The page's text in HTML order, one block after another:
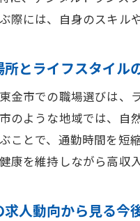
際には、自身のスキル
所とライフスタイル
金市での職場選びは、
のような地域では、自
ことで、通勤時間を短
康を維持しながら高収
求人動向から見る今